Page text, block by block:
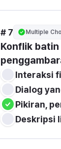
# 7 Multiple
Konflik
Interaksi
Dialog
Pikiran,
Deskripsi